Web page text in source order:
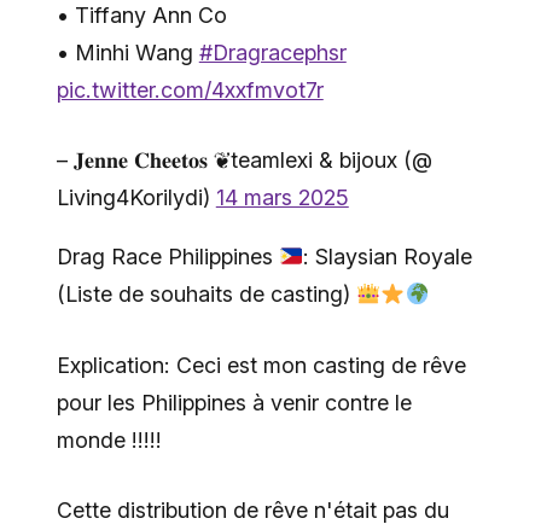
• Tiffany Ann Co
• Minhi Wang #Dragracephsr
pic.twitter.com/4xxfmvot7r
– 𝐉𝐞𝐧𝐧𝐞 𝐂𝐡𝐞𝐞𝐭𝐨𝐬 ❦teamlexi & bijoux (@
Living4Korilydi) 14 mars 2025
Drag Race Philippines
: Slaysian Royale
(Liste de souhaits de casting)
Explication: Ceci est mon casting de rêve
pour les Philippines à venir contre le
monde !!!!!
Cette distribution de rêve n'était pas du